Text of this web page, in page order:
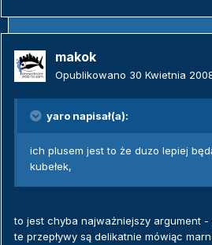
makok
Opublikowano 30 Kwietnia
yaro napisał(a):
ich plusem jest to że duzo lepiej
kubełek,
to jest chyba najważniejszy argument -
te przepływy są delikatnie mówiąc